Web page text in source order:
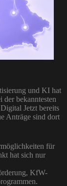
und KI hat
der bekanntesten
Jetzt bereits
Anträge sind dort
für
hat sich nur
KfW-